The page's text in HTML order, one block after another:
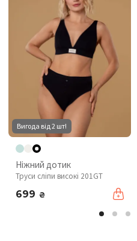
Вигода від 2 шт!
Ніжний дотик
Труси сліпи високі 201GT
699 ₴